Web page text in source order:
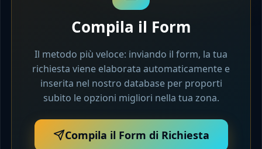
Compila il Form
Il metodo più veloce: inviando il form, la tua
richiesta viene elaborata automaticamente e
inserita nel nostro database per proporti
subito le opzioni migliori nella tua zona.
Compila il Form di Richiesta